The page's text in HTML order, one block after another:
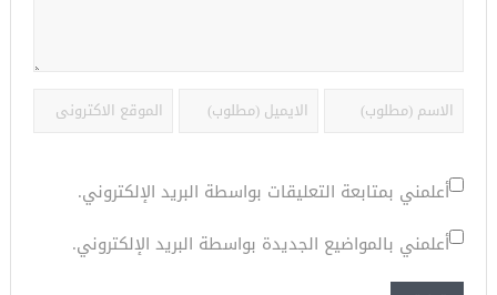
أعلمني بمتابعة التعليقات بواسطة البريد الإلكتروني.
أعلمني بالمواضيع الجديدة بواسطة البريد الإلكتروني.